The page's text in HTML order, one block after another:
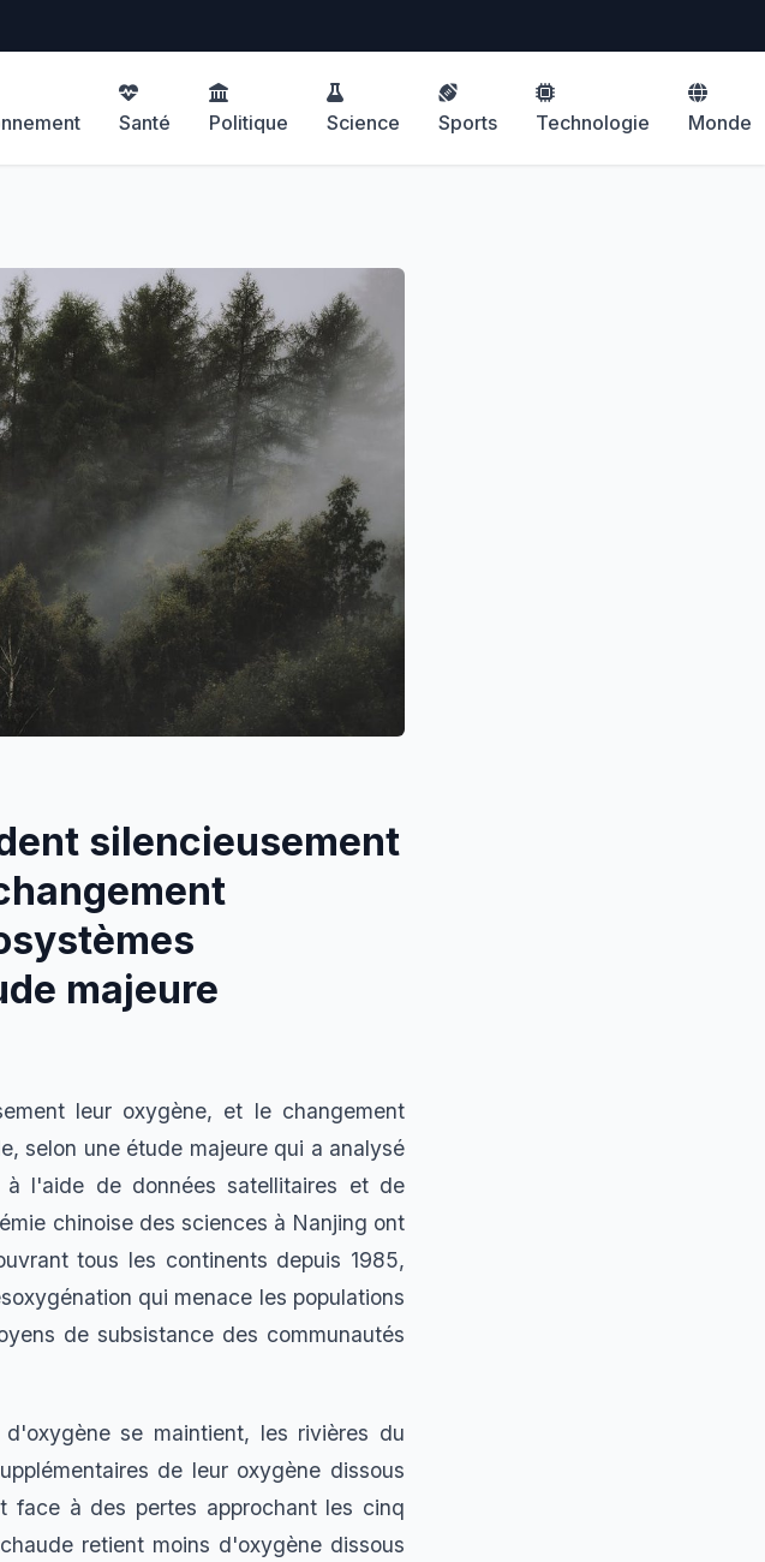
Santé Politique Science Sports Technologie Monde
silencieusement
majeure
leur oxygène, et le changement
selon une étude majeure qui a analysé
l'aide de données satellitaires et de
chinoise des sciences à Nanjing ont
tous les continents depuis 1985,
qui menace les populations
de subsistance des communautés
se maintient, les rivières du
de leur oxygène dissous
à des pertes approchant les cinq
retient moins d'oxygène dissous